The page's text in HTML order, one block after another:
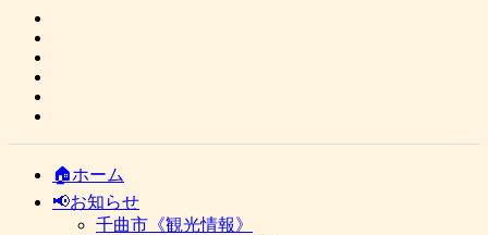
🏠ホーム
📢お知らせ
千曲市《観光情報》